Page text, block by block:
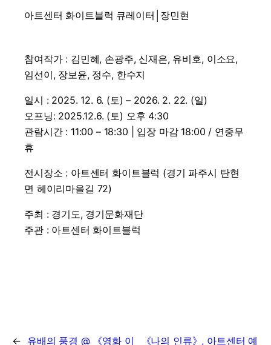
아트센터 화이트블럭 큐레이터│장민현
참여작가 : 김민혜, 손광주, 신재은, 유비호, 이소요,
임선이, 장보윤, 정수, 한수지
일시 : 2025. 12. 6. (토) – 2026. 2. 22. (일)
오프닝: 2025.12.6. (토) 오후 4:30
관람시간 : 11:00 – 18:30 | 입장 마감 18:00 / 연중무
휴
전시장소 : 아트센터 화이트블럭 (경기 파주시 탄현
면 헤이리마을길 72)
​주최 : 경기도, 경기문화재단
​주관 : 아트센터 화이트블럭
← 유배의 풍경 @ 《영화 이 《나의 인류》, 아트센터 예